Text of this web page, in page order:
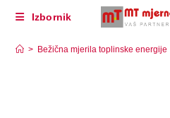
Izbornik
> Bežična mjerila toplinske energije